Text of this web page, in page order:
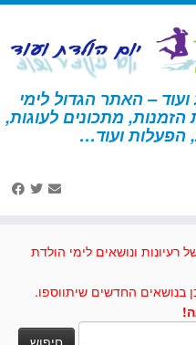
– האתר הגדול לימי
מתכונים לעוגות,
ועוד…קשת בענן
רעיונות ונושאים לימי הולדת
החדשים שיתווספו.